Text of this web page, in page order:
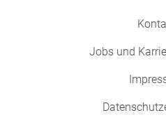
Jobs und